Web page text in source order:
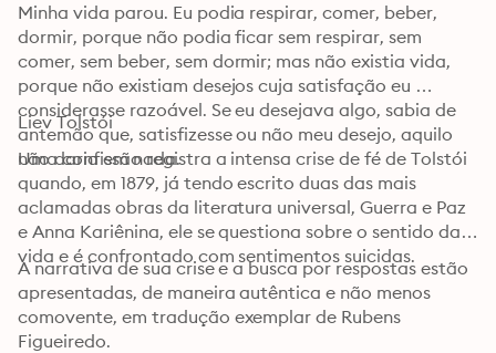
Minha vida parou. Eu podia respirar, comer, beber,
dormir, porque não podia ficar sem respirar, sem
comer, sem beber, sem dormir; mas não existia vida,
porque não existiam desejos cuja satisfação eu
considerasse razoável. Se eu desejava algo, sabia de
antemão que, satisfizesse ou não meu desejo, aquilo
não daria em nada.
Liev Tolstói
Uma confissão registra a intensa crise de fé de Tolstói
quando, em 1879, já tendo escrito duas das mais
aclamadas obras da literatura universal, Guerra e Paz
e Anna Kariênina, ele se questiona sobre o sentido da
vida e é confrontado com sentimentos suicidas.
A narrativa de sua crise e a busca por respostas estão
apresentadas, de maneira autêntica e não menos
comovente, em tradução exemplar de Rubens
Figueiredo.